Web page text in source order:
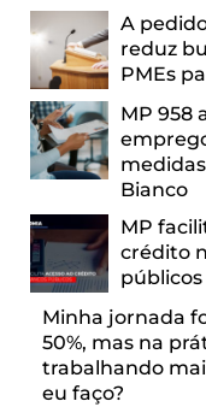
A
reduz
PMEs
MP 958
Bianco
MP
crédito
públicos
Minha jornada
50%, mas na
trabalhando
eu faço?